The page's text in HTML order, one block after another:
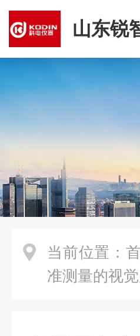
山东锐
司
当前位置：
准测量的视